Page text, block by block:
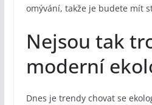
omývání, takže je budete mít
Nejsou tak
moderní
Dnes je trendy chovat se